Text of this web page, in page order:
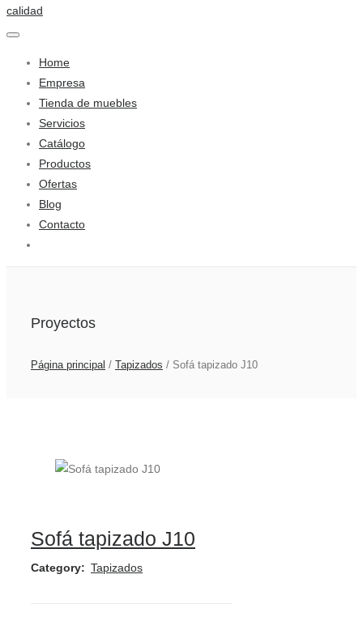
Home
Empresa
Tienda de muebles
Servicios
Catálogo
Productos
Ofertas
Blog
Contacto
Proyectos
Página principal / Tapizados / Sofá tapizado J10
Sofá tapizado J10
Category: Tapizados